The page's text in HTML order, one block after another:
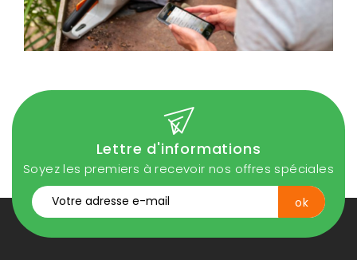
Lettre d'informations
Soyez les premiers à recevoir nos offres spéciales